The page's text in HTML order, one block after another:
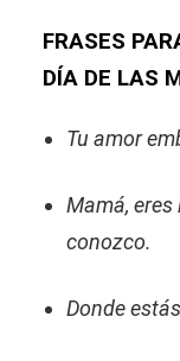
FRASES
DÍA DE LAS
Tu amor
Mamá,
conozco.
Donde